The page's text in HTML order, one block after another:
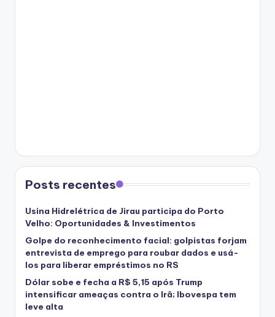
Posts recentes
Usina Hidrelétrica de Jirau participa do Porto
Velho: Oportunidades & Investimentos
Golpe do reconhecimento facial: golpistas forjam
entrevista de emprego para roubar dados e usá-
los para liberar empréstimos no RS
Dólar sobe e fecha a R$ 5,15 após Trump
intensificar ameaças contra o Irã; Ibovespa tem
leve alta